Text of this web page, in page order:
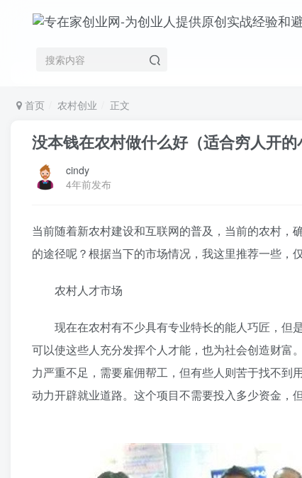
首页 农村创业 正文
没本钱在农村做什么好（适合穷人开的
cindy
4年前发布
当前随着新农村建设和互联网的普及，当前的农村
的途径呢？根据当下的市场情况，我这里推荐一些，
农村人才市场
现在在农村有不少具有专业特长的能人巧匠，但
可以使这些人充分发挥个人才能，也为社会创造财富
力严重不足，需要雇佣帮工，但有些人则苦于找不到
动力开辟就业道路。这个项目不需要投入多少资金，